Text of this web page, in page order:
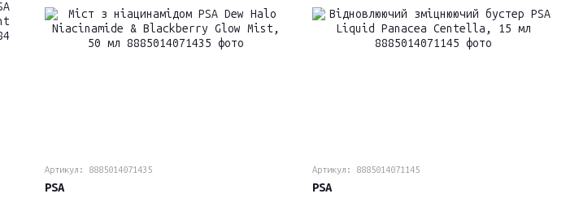
Артикул: 8885014071435
PSA
Артикул: 8885014071145
PSA